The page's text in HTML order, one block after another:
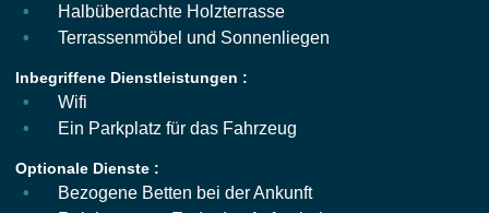
Halbüberdachte Holzterrasse
Terrassenmöbel und Sonnenliegen
Inbegriffene Dienstleistungen :
Wifi
Ein Parkplatz für das Fahrzeug
Optionale Dienste :
Bezogene Betten bei der Ankunft